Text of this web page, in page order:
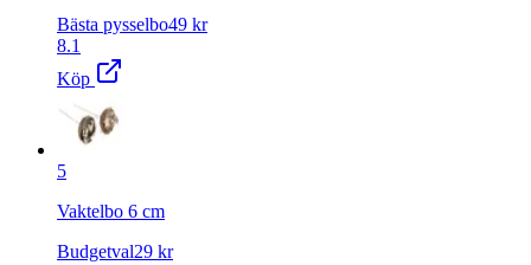
Bästa pysselbo49 kr
8.1
Köp
5
Vaktelbo 6 cm
Budgetval29 kr